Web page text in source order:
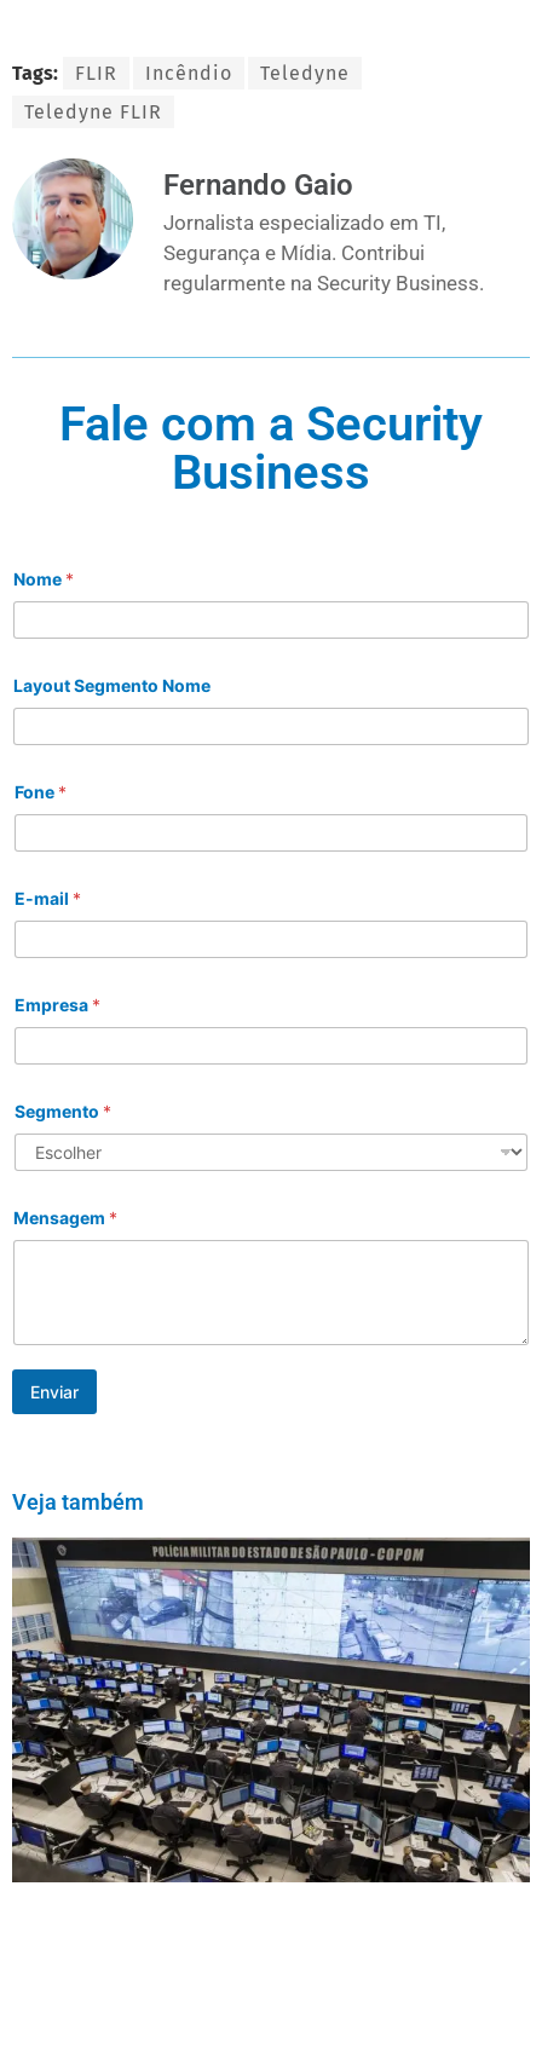
Tags: FLIR Incêndio
Teledyne
Teledyne FLIR
Fernando Gaio
Jornalista especializado em TI,
Segurança e Mídia. Contribui
regularmente na Security Business.
Fale com a Security
Business
Nome *
Layout Segmento Nome
Fone *
E-mail *
Empresa *
Segmento *
Mensagem *
Enviar
Veja também